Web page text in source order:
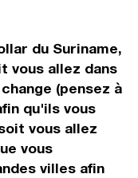
du Suriname,
vous allez dans
(pensez à
qu'ils vous
vous allez
vous
villes afin